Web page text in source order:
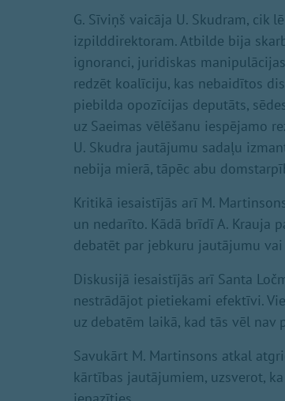
G. Sīviņš vaicāja U. Skudram, cik
izpilddirektoram. Atbilde bija
ignoranci, juridiskas
redzēt koalīciju, kas nebaidītos
piebilda opozīcijas deputāts,
uz Saeimas vēlēšanu iespējamo
U. Skudra jautājumu sadaļu
nebija mierā, tāpēc abu
Kritikā iesaistījās arī M.
un nedarīto. Kādā brīdī A. Krauja
debatēt par jebkuru jautājumu
Diskusijā iesaistījās arī Santa
nestrādājot pietiekami efektīvi.
uz debatēm laikā, kad tās vēl nav
Savukārt M. Martinsons atkal
kārtības jautājumiem, uzsverot,